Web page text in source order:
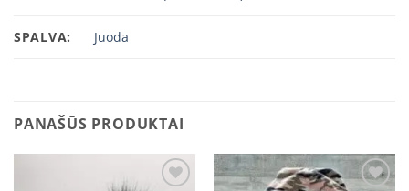
SPALVA: Juoda
PANAŠŪS PRODUKTAI